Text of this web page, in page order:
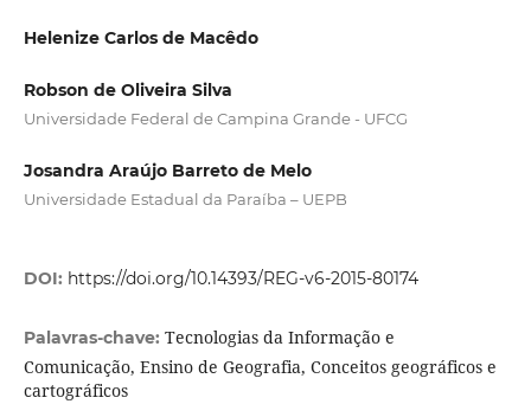
Helenize Carlos de Macêdo
Robson de Oliveira Silva
Universidade Federal de Campina Grande - UFCG
Josandra Araújo Barreto de Melo
Universidade Estadual da Paraíba – UEPB
DOI: https://doi.org/10.14393/REG-v6-2015-80174
Palavras-chave: Tecnologias da Informação e
Comunicação, Ensino de Geografia, Conceitos geográficos e
cartográficos